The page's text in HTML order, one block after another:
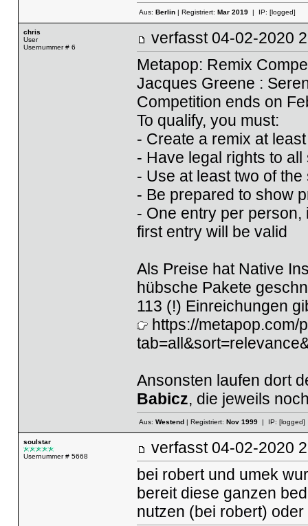
Aus: Berlin| Registriert: Mar 2019| IP: [logged]
chris
User
Usernummer # 6
verfasst 04-02-
Metapop: Remix
Jacques Greene :
Competition ends on
To qualify, you must:
- Create a remix at
- Have legal rights to
- Use at least two of
- Be prepared to show
- One entry per
first entry will be valid
Als Preise hat Native
hübsche Pakete
113 (!) Einreichungen
https://metapop.com/
Ansonsten laufen dort
Babicz, die jeweils
Aus: Westend| Registriert: Nov 1999| IP: [logged]
soulstar
Usernummer # 5668
verfasst 04-02-
bei robert und umek
bereit diese ganzen
nutzen (bei robert)